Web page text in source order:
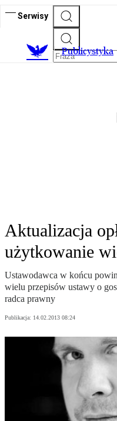
Serwisy
Publicystyka
Aktualizacja
użytkowanie
Ustawodawca w końcu
wielu przepisów ustawy o
radca prawny
Publikacja: 14.02.2013 08:24